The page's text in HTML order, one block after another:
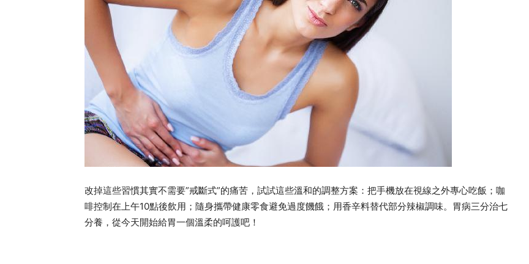
改掉這些習慣其實不需要”戒斷式”的痛苦，試試這些溫和的調整方案：把手機放在視線之外專心吃飯；咖
啡控制在上午10點後飲用；隨身攜帶健康零食避免過度饑餓；用香辛料替代部分辣椒調味。胃病三分治七
分養，從今天開始給胃一個溫柔的呵護吧！